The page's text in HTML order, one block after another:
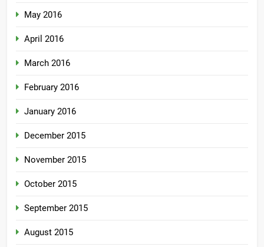
May 2016
April 2016
March 2016
February 2016
January 2016
December 2015
November 2015
October 2015
September 2015
August 2015